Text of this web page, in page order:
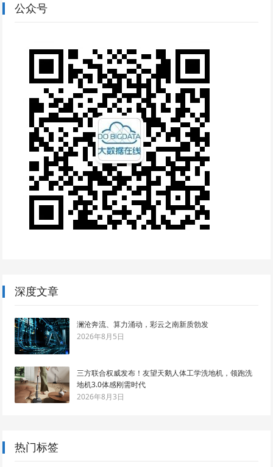
公众号
深度文章
澜沧奔流、算力涌动，彩云之南新质勃发
2026年8月5日
三方联合权威发布！友望天鹅人体工学洗地机，领跑洗
地机3.0体感刚需时代
2026年8月3日
热门标签